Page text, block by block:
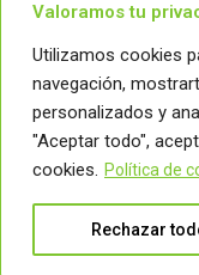
Valoramos tu
Utilizamos cookies
navegación,
personalizados y
"Aceptar todo",
cookies. Política de
Rechazar